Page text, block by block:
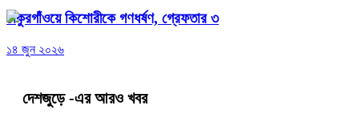
ঠাকুরগাঁওয়ে কিশোরীকে গণধর্ষণ, গ্রেফতার ৩
১৪ জুন ২০২৬
দেশজুড়ে-এর আরও খবর